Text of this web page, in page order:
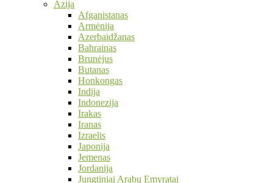
Azija
Afganistanas
Armėnija
Azerbaidžanas
Bahrainas
Brunėjus
Butanas
Honkongas
Indija
Indonezija
Irakas
Iranas
Izraelis
Japonija
Jemenas
Jordanija
Jungtiniai Arabų Emyratai